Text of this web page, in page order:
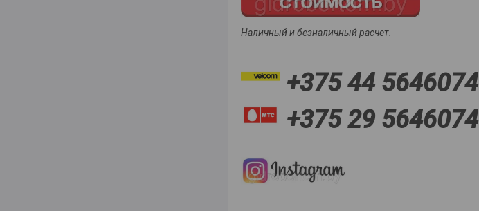
Наличный и безналичный расчет.
+375 44 5646074
+375 29 5646074